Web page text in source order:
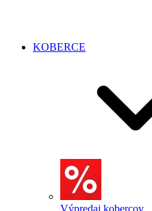
KOBERCE
Výpredaj kobercov